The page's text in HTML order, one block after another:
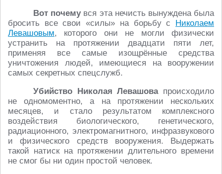
Вот почемувся эта нечисть вынуждена была
бросить все свои «силы» на борьбу с Николаем
Левашовым, которого они не могли физически
устранить на протяжении двадцати пяти лет,
применяя все самые изощрённые средства
уничтожения людей, имеющиеся на вооружении
самых секретных спецслужб.
Убийство Николая Левашовапроисходило
не одномоментно, а на протяжении нескольких
месяцев, и стало результатом комплексного
воздействия биологического, генетического,
радиационного, электромагнитного, инфразвукового
и физического средств вооружения. Выдержать
такой натиск на протяжении длительного времени
не смог бы ни один простой человек.